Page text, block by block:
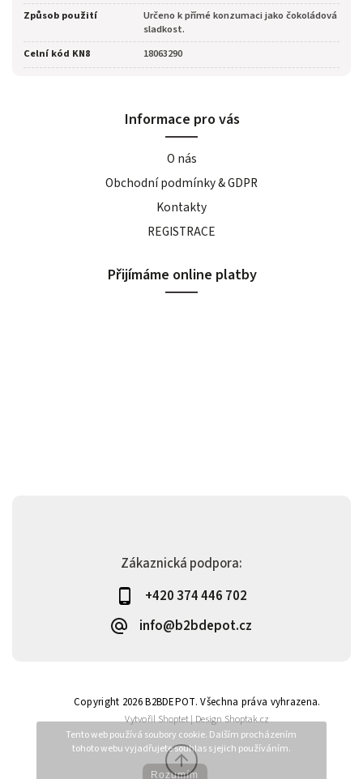
Tento web používá soubory cookie. Dalším procházením
tohoto webu vyjadřujete souhlas s jejich používáním.
Rozumím
Způsob použití
Určeno k přímé konzumaci jako čokoládová
sladkost.
Celní kód KN8
18063290
Zákaznická podpora:
+420 374 446 702
info@b2bdepot.cz
Informace pro vás
O nás
Obchodní podmínky & GDPR
Kontakty
REGISTRACE
Přijímáme online platby
Copyright 2026B2BDEPOT. Všechna práva vyhrazena.
VytvořilShoptet| DesignShoptak.cz